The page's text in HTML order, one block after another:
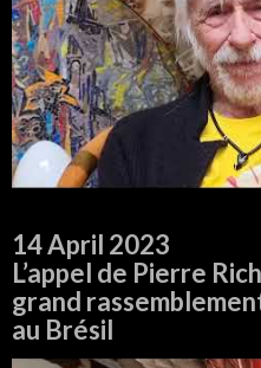
14 April 2023
L’appel de Pierre
grand
au Brésil